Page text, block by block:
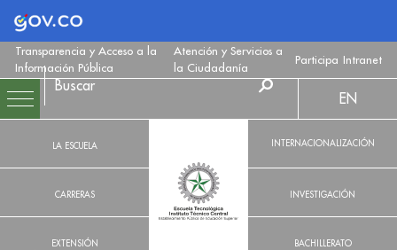
Logo Gobierno de Colombia
Transparencia y Acceso a la
Información Pública
Atención y Servicios a
la Ciudadanía
Participa Intranet
LA ESCUELA
CARRERAS
EXTENSIÓN
EN
INTERNACIONALIZACIÓN
INVESTIGACIÓN
BACHILLERATO